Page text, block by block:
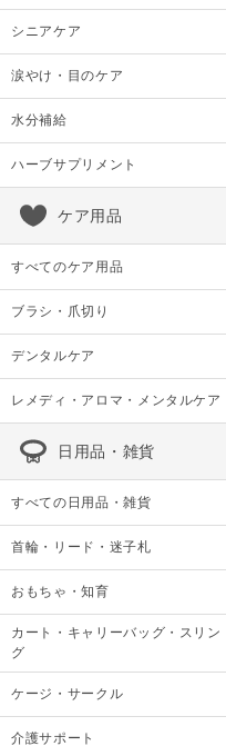
シニアケア
涙やけ・目のケア
水分補給
ハーブサプリメント
ケア用品
すべてのケア用品
ブラシ・爪切り
デンタルケア
レメディ・アロマ・メンタルケア
日用品・雑貨
すべての日用品・雑貨
首輪・リード・迷子札
おもちゃ・知育
カート・キャリーバッグ・スリン
グ
ケージ・サークル
介護サポート